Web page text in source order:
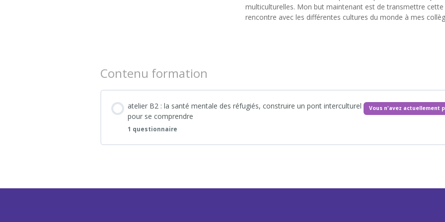
multiculturelles. Mon but maintenant est de transmettre cette
rencontre avec les différentes cultures du monde à mes
Contenu formation
atelier B2 : la santé mentale des réfugiés, construire un pont interculturel
pour se comprendre
1 questionnaire
Vous n'avez actuellement
Évaluation : Atelier B2